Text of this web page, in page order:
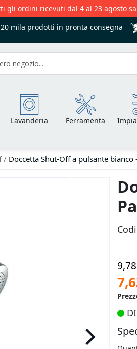
gli ordini ricevuti dal 4 al 23 agosto
mila prodotti in pronta consegna
Lavanderia Ferramenta
Doccetta Shut-Off a pulsante bianco